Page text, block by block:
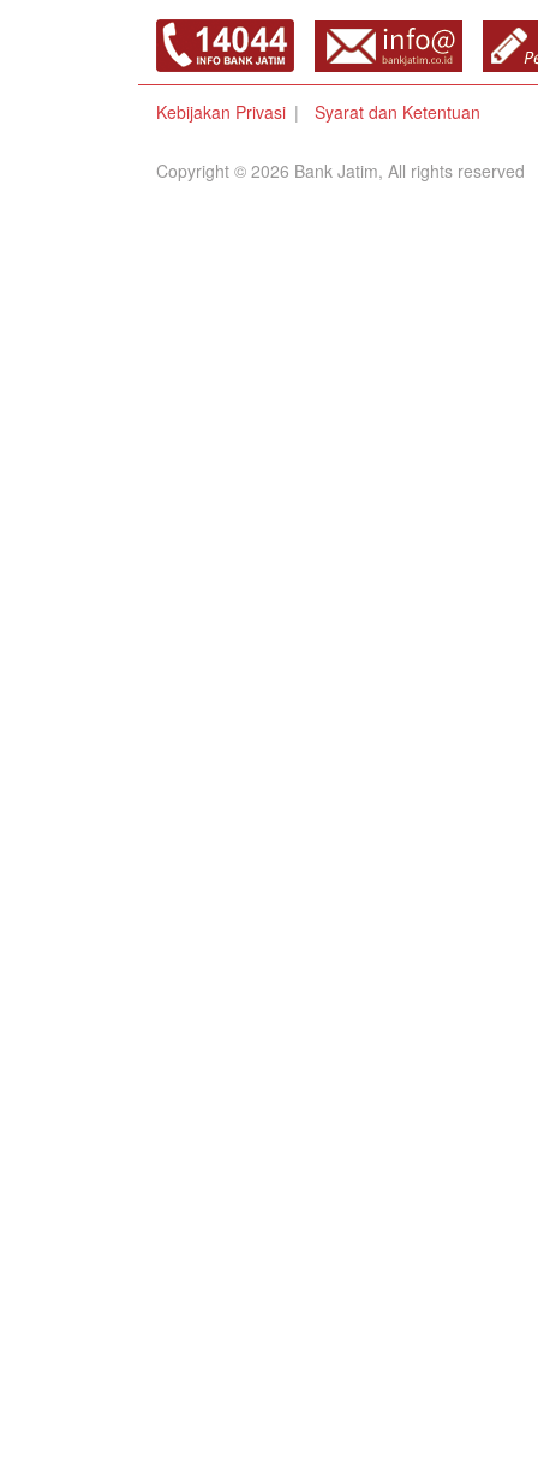
Kebijakan Privasi Syarat dan Ketentuan
Copyright © 2026 Bank Jatim, All rights reserved